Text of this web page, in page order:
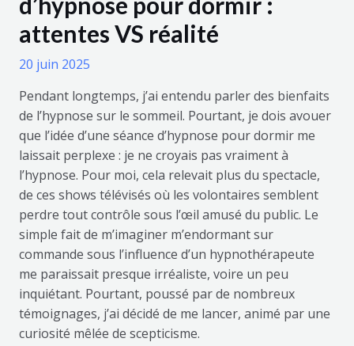
attentes VS réalité
20 juin 2025
Pendant longtemps, j’ai entendu parler des bienfaits
de l’hypnose sur le sommeil. Pourtant, je dois avouer
que l’idée d’une séance d’hypnose pour dormir me
laissait perplexe : je ne croyais pas vraiment à
l’hypnose. Pour moi, cela relevait plus du spectacle,
de ces shows télévisés où les volontaires semblent
perdre tout contrôle sous l’œil amusé du public. Le
simple fait de m’imaginer m’endormant sur
commande sous l’influence d’un hypnothérapeute
me paraissait presque irréaliste, voire un peu
inquiétant. Pourtant, poussé par de nombreux
témoignages, j’ai décidé de me lancer, animé par une
curiosité mêlée de scepticisme.